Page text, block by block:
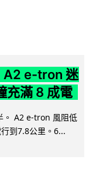
e-tron 迷
滿 8 成電
。 A2 e-tron 風阻低
到7.8公里。6...